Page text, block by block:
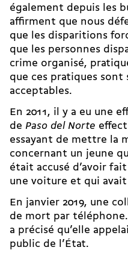
également depuis les
affirment que nous
que les disparitions
que les personnes
crime organisé,
que ces pratiques sont
acceptables.
En 2011, il y a eu une
de Paso del Norte
essayant de mettre la
concernant un jeune
était accusé d’avoir
une voiture et qui
En janvier 2019, une
de mort par
a précisé qu’elle
public de l’État.